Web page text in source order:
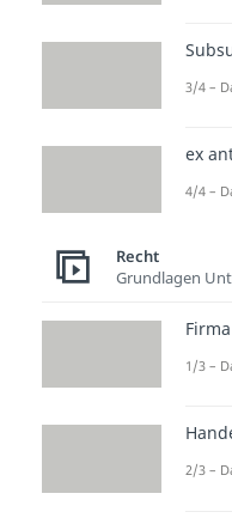
beim
beim
gleiche
nichtig.
3/4 –
ex
4/4 –
Recht
Grundlagen
Firma
1/3 –
2/3 –